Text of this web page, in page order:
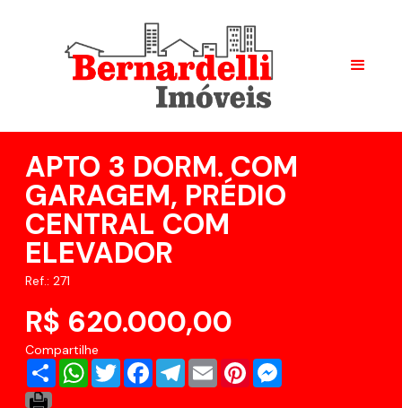
APTO 3 DORM. COM
GARAGEM, PRÉDIO
CENTRAL COM
ELEVADOR
Ref.: 271
R$ 620.000,00
Compartilhe
Share WhatsApp
TwitterFacebookTelegram
Email Pinterest